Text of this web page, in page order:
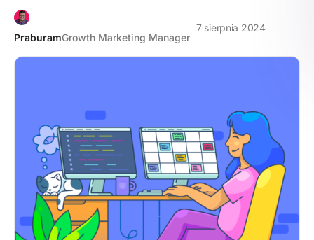
PraburamGrowth Marketing Manager
7 sierpnia 2024